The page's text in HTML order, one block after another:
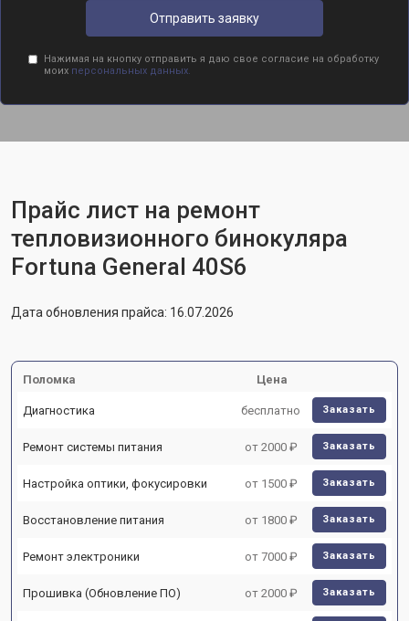
Отправить заявку
Нажимая на кнопку отправить я даю свое согласие на обработку
моих персональных данных.
Прайс лист на ремонт
тепловизионного бинокуляра
Fortuna General 40S6
Дата обновления прайса: 16.07.2026
Поломка Цена
Диагностика бесплатно Заказать
Ремонт системы питания от 2000 ₽ Заказать
Настройка оптики, фокусировки от 1500 ₽ Заказать
Восстановление питания от 1800 ₽ Заказать
Ремонт электроники от 7000 ₽ Заказать
Прошивка (Обновление ПО) от 2000 ₽ Заказать